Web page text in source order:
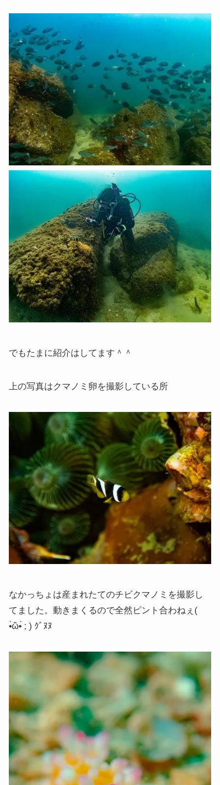
でもたまに紹介はしてます＾＾
上の写真はクマノミ卵を撮影している所
なかっちょは産まれたてのチビクマノミを撮影し
てました。動きまくるので全然ピント合わねぇ(
•̀ὢ•́ ; ) ｸﾞﾇﾇ